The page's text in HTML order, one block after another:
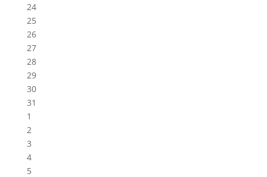
24
25
26
27
28
29
30
31
1
2
3
4
5